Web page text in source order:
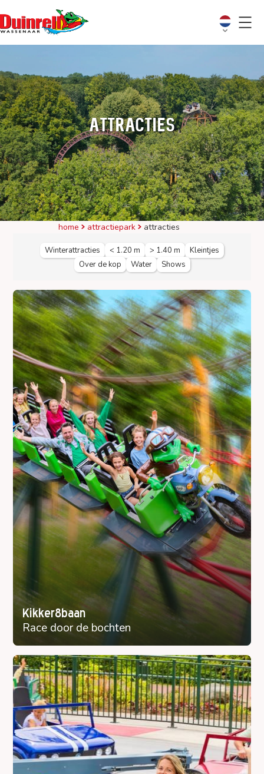
Attracties
home attractiepark attracties
Winterattracties < 1.20 m > 1.40 m
Kleintjes
Over de kop
Water Shows
Kikker8baan
Race door de bochten